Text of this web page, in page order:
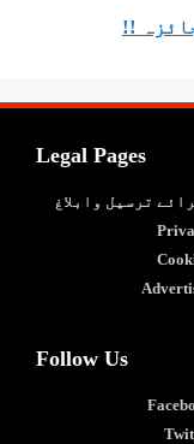
!!
Legal Pages
ترسیل وابلاغ
Follow Us